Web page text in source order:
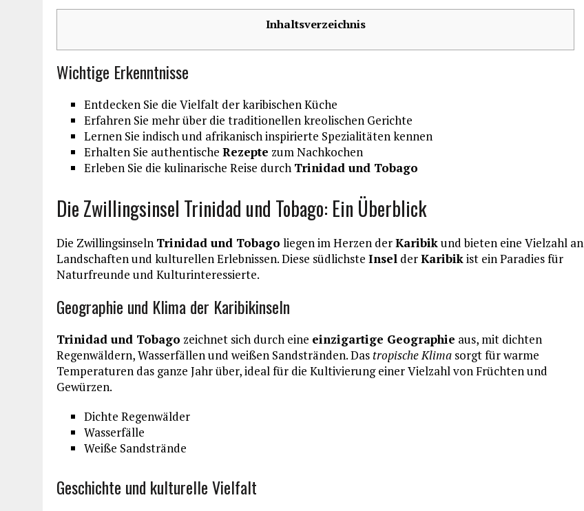
Inhaltsverzeichnis
Wichtige Erkenntnisse
Entdecken Sie die Vielfalt der karibischen Küche
Erfahren Sie mehr über die traditionellen kreolischen Gerichte
Lernen Sie indisch und afrikanisch inspirierte Spezialitäten kennen
Erhalten Sie authentische Rezepte zum Nachkochen
Erleben Sie die kulinarische Reise durch Trinidad und Tobago
Die Zwillingsinsel Trinidad und Tobago: Ein Überblick
Die Zwillingsinseln Trinidad und Tobago liegen im Herzen derKaribikund bieten eine Vielzahl an
Landschaften und kulturellen Erlebnissen. Diese südlichste Insel derKaribikist ein Paradies für
Naturfreunde und Kulturinteressierte.
Geographie und Klima der Karibikinseln
Trinidad und Tobago zeichnet sich durch eine einzigartige Geographie aus, mit dichten
Regenwäldern, Wasserfällen und weißen Sandstränden. Das tropische Klima sorgt für warme
Temperaturen das ganze Jahr über, ideal für die Kultivierung einer Vielzahl von Früchten und
Gewürzen.
Dichte Regenwälder
Wasserfälle
Weiße Sandstrände
Geschichte und kulturelle Vielfalt